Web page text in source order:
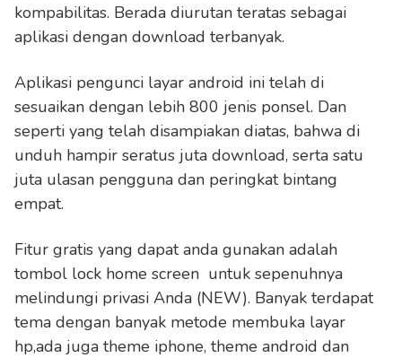
kompabilitas. Berada diurutan teratas sebagai
aplikasi dengan download terbanyak.
Aplikasi pengunci layar android ini telah di
sesuaikan dengan lebih 800 jenis ponsel. Dan
seperti yang telah disampiakan diatas, bahwa di
unduh hampir seratus juta download, serta satu
juta ulasan pengguna dan peringkat bintang
empat.
Fitur gratis yang dapat anda gunakan adalah
tombol lock home screen untuk sepenuhnya
melindungi privasi Anda (NEW). Banyak terdapat
tema dengan banyak metode membuka layar
hp,ada juga theme iphone, theme android dan